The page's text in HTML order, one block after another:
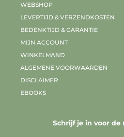
WEBSHOP
LEVERTIJD & VERZENDKOSTEN
BEDENKTIJD & GARANTIE
MIJN ACCOUNT
WINKELMAND
ALGEMENE VOORWAARDEN
DISCLAIMER
EBOOKS
Schrijf je in voor de